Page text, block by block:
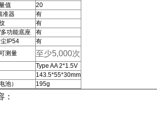
值
20
准器
有
有
功能底座
有
IP54
有
测量
至少5,000次
Type AA 2*1.5V
143.5*55*30mm
池）
195g
：